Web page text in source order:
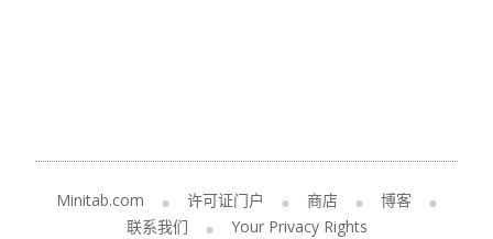
Minitab.com 许可证门户 商店
博客
联系我们
Your Privacy Rights